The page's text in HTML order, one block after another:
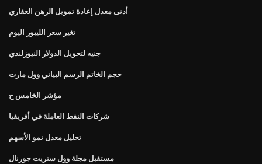
أدنى معدل إعادة تمويل الرهن العقاري
تغير سعر الليبور اليوم
جنيه لتحويل الدولار النيوزلندي
حجم الخاتم الرسم البياني وول مارت
مؤشر الخامس ح
شركات النفط العاملة في أفريقيا
تحليل معدل نمو الأسهم
مستقبل مجلة وول ستريت جورنال